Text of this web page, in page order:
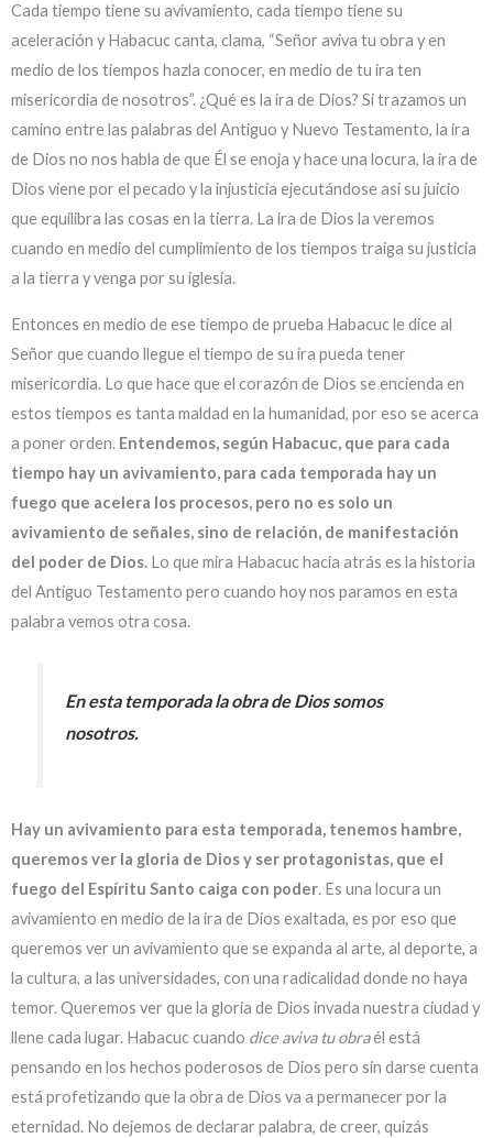
Cada tiempo tiene su avivamiento, cada tiempo tiene su
aceleración y Habacuc canta, clama, “Señor aviva tu obra y en
medio de los tiempos hazla conocer, en medio de tu ira ten
misericordia de nosotros”. ¿Qué es la ira de Dios? Si trazamos un
camino entre las palabras del Antiguo y Nuevo Testamento, la ira
de Dios no nos habla de que Él se enoja y hace una locura, la ira de
Dios viene por el pecado y la injusticia ejecutándose así su juicio
que equilibra las cosas en la tierra. La ira de Dios la veremos
cuando en medio del cumplimiento de los tiempos traiga su justicia
a la tierra y venga por su iglesia.
Entonces en medio de ese tiempo de prueba Habacuc le dice al
Señor que cuando llegue el tiempo de su ira pueda tener
misericordia. Lo que hace que el corazón de Dios se encienda en
estos tiempos es tanta maldad en la humanidad, por eso se acerca
a poner orden. Entendemos, según Habacuc, que para cada
tiempo hay un avivamiento, para cada temporada hay un
fuego que acelera los procesos, pero no es solo un
avivamiento de señales, sino de relación, de manifestación
del poder de Dios. Lo que mira Habacuc hacia atrás es la historia
del Antiguo Testamento pero cuando hoy nos paramos en esta
palabra vemos otra cosa.
En esta temporada la obra de Dios somos
nosotros.
Hay un avivamiento para esta temporada, tenemos hambre,
queremos ver la gloria de Dios y ser protagonistas, que el
fuego del Espíritu Santo caiga con poder. Es una locura un
avivamiento en medio de la ira de Dios exaltada, es por eso que
queremos ver un avivamiento que se expanda al arte, al deporte, a
la cultura, a las universidades, con una radicalidad donde no haya
temor. Queremos ver que la gloria de Dios invada nuestra ciudad y
llene cada lugar. Habacuc cuando dice aviva tu obraél está
pensando en los hechos poderosos de Dios pero sin darse cuenta
está profetizando que la obra de Dios va a permanecer por la
eternidad. No dejemos de declarar palabra, de creer, quizás